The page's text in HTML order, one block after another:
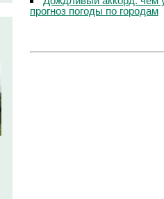
прогноз погоды по городам